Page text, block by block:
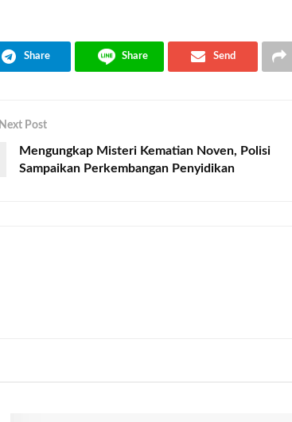
Share Share Send
Next Post
Mengungkap Misteri Kematian Noven, Polisi
Sampaikan Perkembangan Penyidikan